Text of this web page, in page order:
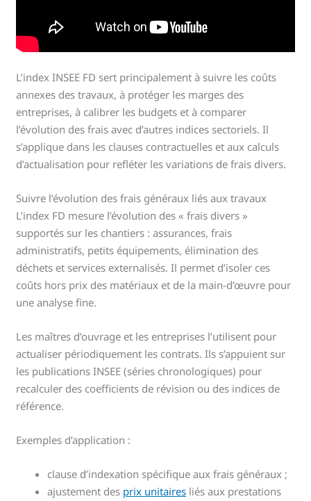
L’index INSEE FD sert principalement à suivre les coûts
annexes des travaux, à protéger les marges des
entreprises, à calibrer les budgets et à comparer
l’évolution des frais avec d’autres indices sectoriels. Il
s’applique dans les clauses contractuelles et aux calculs
d’actualisation pour refléter les variations de frais divers.
Suivre l’évolution des frais généraux liés aux travaux
L’index FD mesure l’évolution des « frais divers »
supportés sur les chantiers : assurances, frais
administratifs, petits équipements, élimination des
déchets et services externalisés. Il permet d’isoler ces
coûts hors prix des matériaux et de la main-d’œuvre pour
une analyse fine.
Les maîtres d’ouvrage et les entreprises l’utilisent pour
actualiser périodiquement les contrats. Ils s’appuient sur
les publications INSEE (séries chronologiques) pour
recalculer des coefficients de révision ou des indices de
référence.
Exemples d’application :
clause d’indexation spécifique aux frais généraux ;
ajustement des prix unitaires liés aux prestations